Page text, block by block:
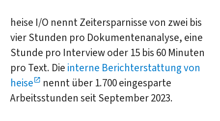
heise I/O nennt Zeitersparnisse von zwei bis
vier Stunden pro Dokumentenanalyse, eine
Stunde pro Interview oder 15 bis 60 Minuten
pro Text. Die interne Berichterstattung von
heise
nennt über 1.700 eingesparte
Arbeitsstunden seit September 2023.